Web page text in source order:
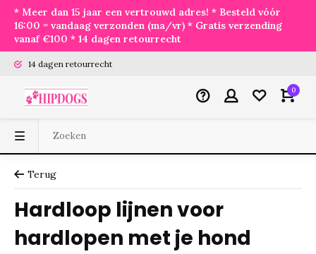
* Meer dan 15 jaar een vertrouwd adres! * Besteld vóór
16:00 = vandaag verzonden (ma/vr) * Gratis verzending
vanaf €100 * 14 dagen retourrecht
14 dagen retourrecht
0
Terug
Hardloop lijnen voor
hardlopen met je hond